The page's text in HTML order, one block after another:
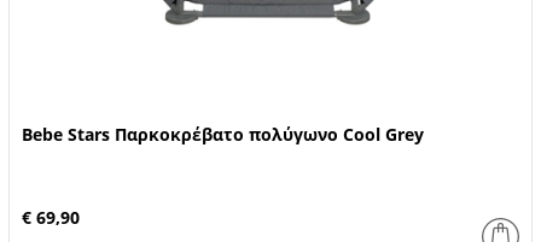
Bebe Stars Παρκοκρέβατο πολύγωνο Cool Grey
€ 69,90